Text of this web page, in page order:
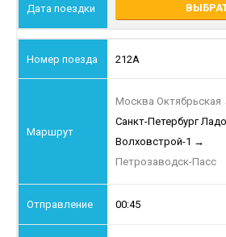
212А
Москва Октябрьская
Санкт-Петербург
Волховстрой-1 →
Петрозаводск-Пасс
00:45